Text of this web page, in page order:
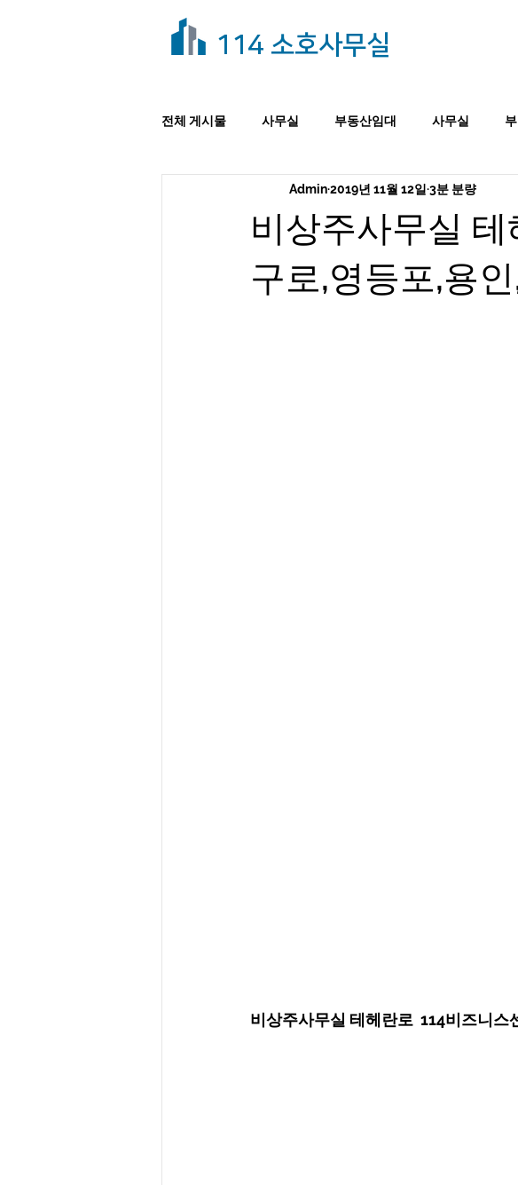
114 소호사무실
전체 게시물 사무실 부동산임대 사무실
비상주사무실
구로,영등포,용
Admin2019년 11월 12일 3분 분량
비상주사무실 테헤란로  114비즈니스